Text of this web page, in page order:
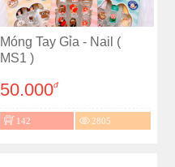
Móng Tay Gỉa - Nail (
MS1 )
50.000đ
142 2805